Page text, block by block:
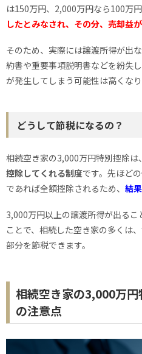
は150万円、2,000万円なら100万
したとみなされ、その分、売却益
そのため、実際には譲渡所得が出
約書や重要事項説明書などを紛失
が発生してしまう可能性は高くなり
どうして節税になるの？
相続空き家の3,000万円特別控除は、
控除してくれる制度です。先ほど
であれば全額控除されるため、 結
3,000万円以上の譲渡所得が出る
ことで、相続した空き家の多くは
部分を節税できます。
相続空き家の3,000万
の注意点